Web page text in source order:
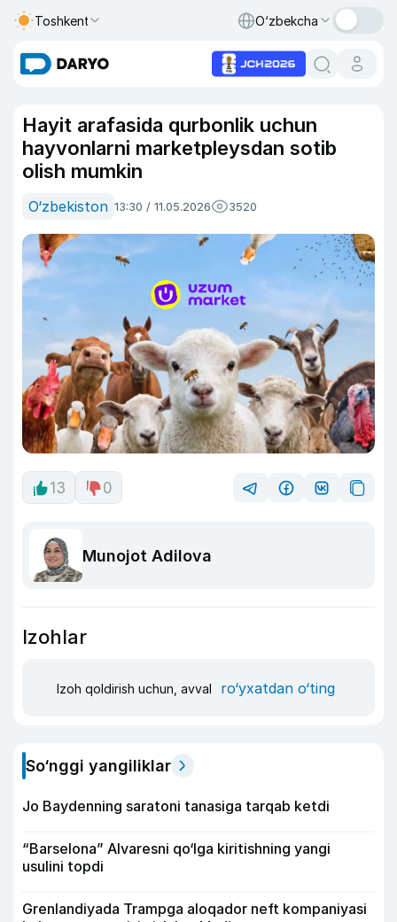
Toshkent O‘zbekcha
Hayit arafasida qurbonlik uchun
hayvonlarni marketpleysdan sotib
olish mumkin
O‘zbekiston 13:30 / 11.05.2026 3520
13 0
Munojot Adilova
Izohlar
Izoh qoldirish uchun, avval ro‘yxatdan o‘ting
So‘nggi yangiliklar
Jo Baydenning saratoni tanasiga tarqab ketdi
“Barselona” Alvaresni qo‘lga kiritishning yangi
usulini topdi
Grenlandiyada Trampga aloqador neft kompaniyasi